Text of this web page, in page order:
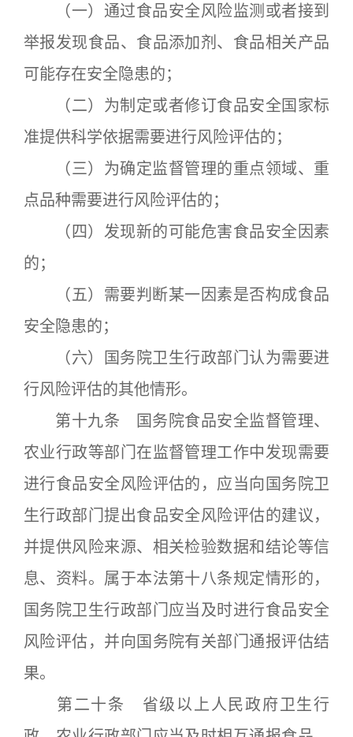
（一）通过食品安全风险监测或者接到
举报发现食品、食品添加剂、食品相关产品
可能存在安全隐患的；
（二）为制定或者修订食品安全国家标
准提供科学依据需要进行风险评估的；
（三）为确定监督管理的重点领域、重
点品种需要进行风险评估的；
（四）发现新的可能危害食品安全因素
的；
（五）需要判断某一因素是否构成食品
安全隐患的；
（六）国务院卫生行政部门认为需要进
行风险评估的其他情形。
第十九条 国务院食品安全监督管理、
农业行政等部门在监督管理工作中发现需要
进行食品安全风险评估的，应当向国务院卫
生行政部门提出食品安全风险评估的建议，
并提供风险来源、相关检验数据和结论等信
息、资料。属于本法第十八条规定情形的，
国务院卫生行政部门应当及时进行食品安全
风险评估，并向国务院有关部门通报评估结
果。
第二十条 省级以上人民政府卫生行